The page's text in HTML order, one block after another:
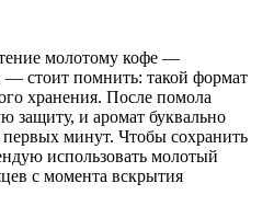
молотому кофе —
— стоит помнить: такой формат
хранения. После помола
защиту, и аромат буквально
первых минут. Чтобы сохранить
использовать молотый
с момента вскрытия